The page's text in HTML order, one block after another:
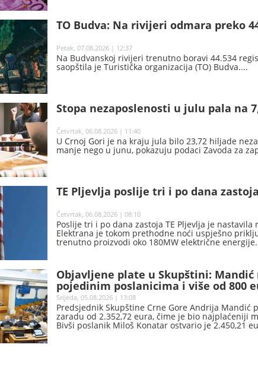
TO Budva: Na rivijeri odmara preko
Petak, 07.08.2026 | 12:37
Na Budvanskoj rivijeri trenutno boravi 44.534
saopštila je Turistička organizacija (TO) Budva.
Stopa nezaposlenosti u julu pala na
Četvrtak, 06.08.2026 | 11:40
U Crnoj Gori je na kraju jula bilo 23,72 hiljade
manje nego u junu, pokazuju podaci Zavoda za
TE Pljevlja poslije tri i po dana
Četvrtak, 06.08.2026 | 08:10
Poslije tri i po dana zastoja TE Pljevlja je nastavila
Elektrana je tokom prethodne noći uspješno
trenutno proizvodi oko 180MW električne energije.
Objavljene plate u Skupštini: Mandić
pojedinim poslanicima i više od 800
Srijeda, 05.08.2026 | 13:08
Predsjednik Skupštine Crne Gore Andrija Mandić
zaradu od 2.352,72 eura, čime je bio najplaćeniji
Bivši poslanik Miloš Konatar ostvario je 2.450,21
nakon prestanka funkcije, pokazuju podaci o